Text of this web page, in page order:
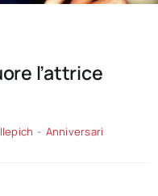
l’attrice
- Anniversari